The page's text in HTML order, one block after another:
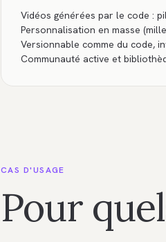
Vidéos générées par le code :
Personnalisation en masse
Versionnable comme du code,
Communauté active et
CAS D'USAGE
Pour